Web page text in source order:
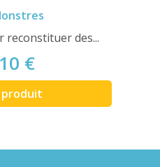
reconstituer des...
€
produit